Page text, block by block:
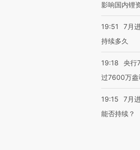
影响国内锂
19:51
7月
持续多久
19:18
央行
过7600万盎
19:15
7月
能否持续？